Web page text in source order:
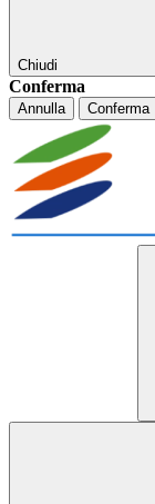
Chiudi
Conferma
Annulla Conferma